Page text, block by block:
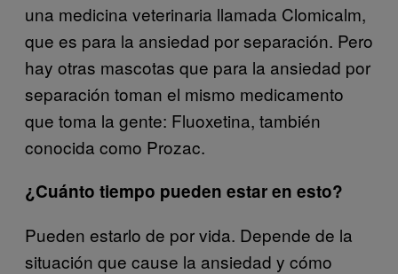
una medicina veterinaria llamada Clomicalm,
que es para la ansiedad por separación. Pero
hay otras mascotas que para la ansiedad por
separación toman el mismo medicamento
que toma la gente: Fluoxetina, también
conocida como Prozac.
¿Cuánto tiempo pueden estar en esto?
Pueden estarlo de por vida. Depende de la
situación que cause la ansiedad y cómo